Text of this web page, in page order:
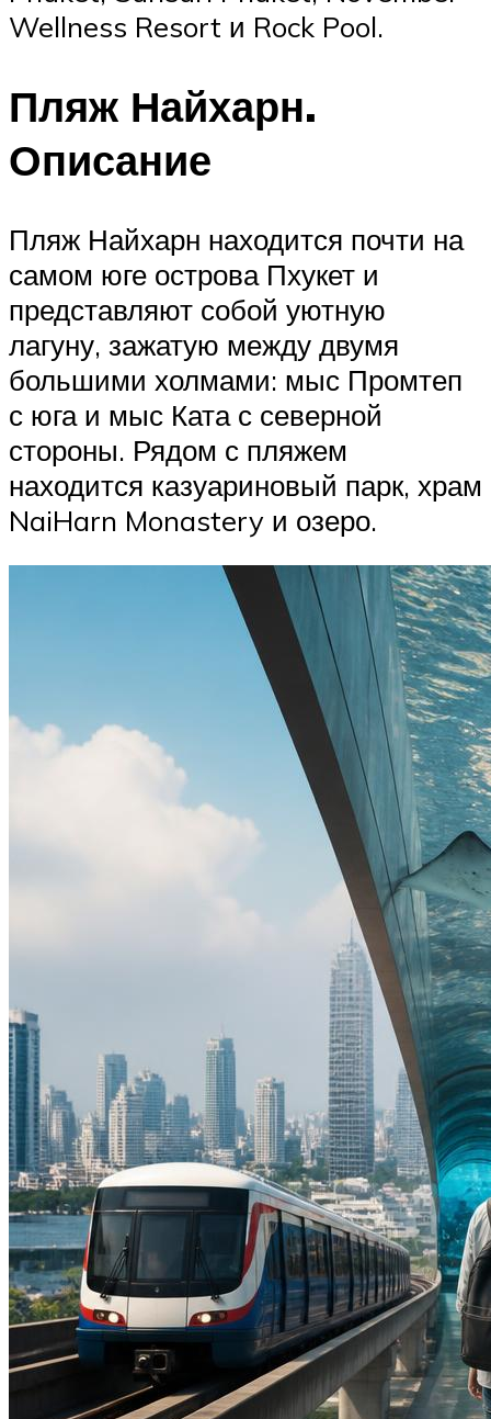
Wellness Resort и Rock Pool.
Пляж Найхарн.
Описание
Пляж Найхарн находится почти на
самом юге острова Пхукет и
представляют собой уютную
лагуну, зажатую между двумя
большими холмами: мыс Промтеп
с юга и мыс Ката с северной
стороны. Рядом с пляжем
находится казуариновый парк, храм
NaiHarn Monastery и озеро.